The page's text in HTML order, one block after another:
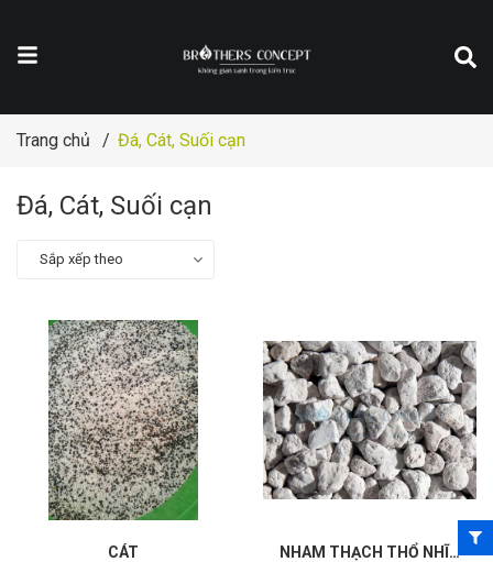
Trang chủ / Đá, Cát, Suối cạn
Đá, Cát, Suối cạn
Sắp xếp theo
CÁT
NHAM THẠCH THỔ NHĨ KÌ